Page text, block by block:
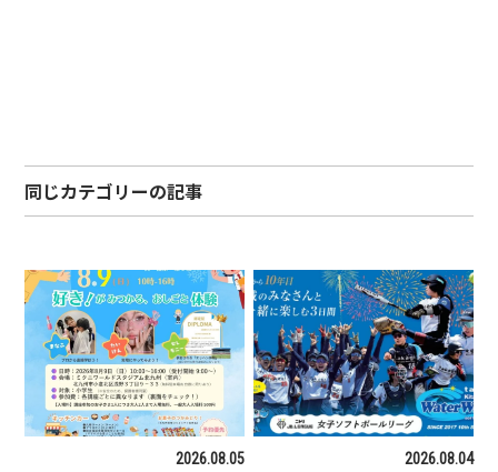
同じカテゴリーの記事
2026.08.05 2026.08.04